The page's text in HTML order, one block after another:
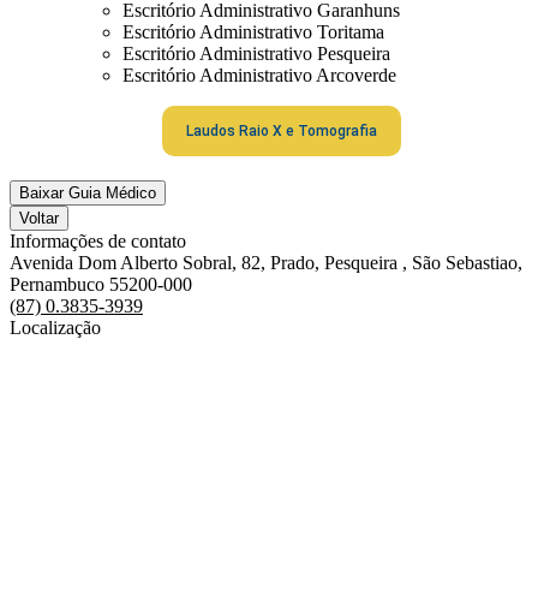
Escritório Administrativo Garanhuns
Escritório Administrativo Toritama
Escritório Administrativo Pesqueira
Escritório Administrativo Arcoverde
Laudos Raio X e Tomografia
Baixar Guia Médico
Voltar
Informações de contato
Avenida Dom Alberto Sobral, 82, Prado, Pesqueira , São Sebastiao,
Pernambuco 55200-000
(87) 0.3835-3939
Localização